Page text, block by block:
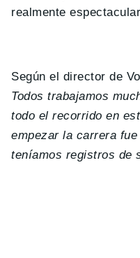
realmente
Según el director de
Todos trabajamos
todo el recorrido en
empezar la carrera
teníamos registros de